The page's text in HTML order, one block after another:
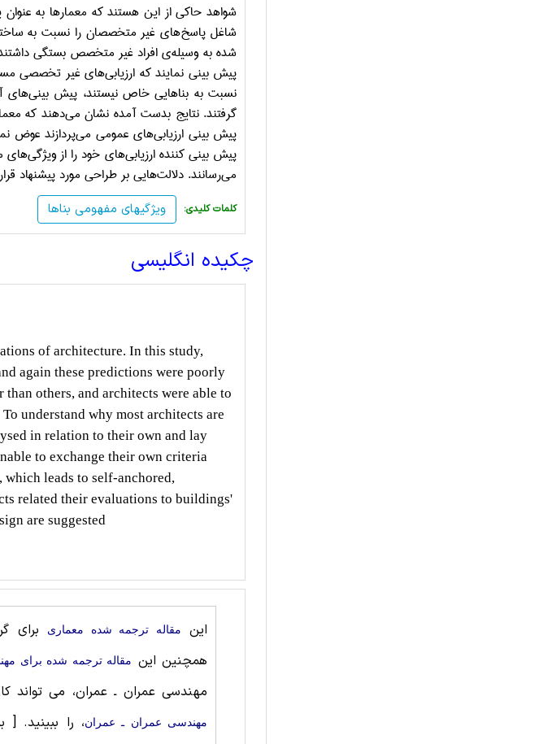
شواهد حاکی از این هستند که معمارها به عنوان
شاغل پاسخهای غیر متخصصان را نسبت به
شده به وسیلهی افراد غیر متخصص بستگی
پیش بینی نمایند که ارزیابیهای غیر تخصصی
نسبت به بناهایی خاص نیستند، پیش بینیهای
گرفتند. نتایج بدست آمده نشان میدهند که
پیش بینی ارزیابیهای عمومی میپردازند عوض
پیش بینی کننده ارزیابیهای خود را از ویژگیهای
میرسانند. دلالتهایی بر طراحی مورد پیشنهاد
ویژگیهای مفهومی بناها :کلمات کلیدی
چکیده انگلیسی
of architecture. In this study,
again these predictions were poorly
than others, and architects were able to
understand why most architects are
in relation to their own and lay
to exchange their own criteria
leads to self-anchored,
related their evaluations to buildings'
are suggested
این مقاله ترجمه شده معماری
برای
همچنین این مقاله ترجمه شده برای
مهندسی عمران ـ عمران، می تواند
مهندسی عمران ـ عمران، را ببینید.[